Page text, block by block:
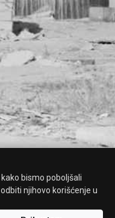
bismo poboljšali
njihovo korišćenje u